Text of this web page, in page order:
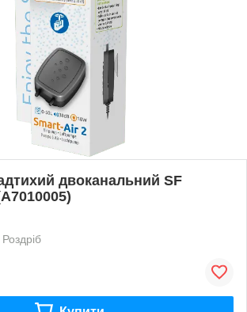
двоканальний SF
Роздріб